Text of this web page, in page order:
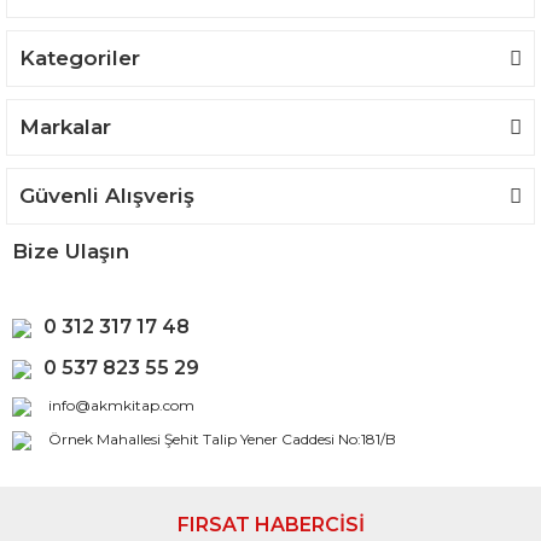
Kategoriler
Markalar
Güvenli Alışveriş
Bize Ulaşın
0 312 317 17 48
0 537 823 55 29
info@akmkitap.com
Örnek Mahallesi Şehit Talip Yener Caddesi No:181/B
FIRSAT HABERCİSİ